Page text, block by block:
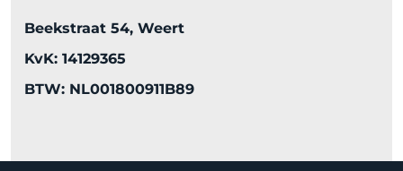
Beekstraat 54, Weert
KvK: 14129365
BTW: NL001800911B89